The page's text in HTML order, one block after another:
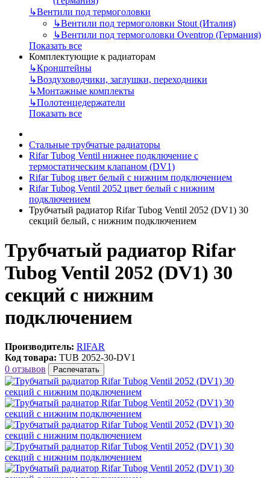
↳Вентили под термоголовки
↳Вентили под термоголовки Stout (Италия)
↳Вентили под термоголовки Oventrop (Германия)
Показать все
Комплектующие к радиаторам
↳Кронштейны
↳Воздуховодчики, заглушки, переходники
↳Монтажные комплекты
↳Полотенцедержатели
Показать все
Стальные трубчатые радиаторы
Rifar Tubog Ventil нижнее подключение с
термостатическим клапаном (DV1)
Rifar Tubog цвет белый с нижним подключением
Rifar Tubog Ventil 2052 цвет белый с нижним
подключением
Трубчатый радиатор Rifar Tubog Ventil 2052 (DV1) 30
секций белый, с нижним подключением
Трубчатый радиатор Rifar
Tubog Ventil 2052 (DV1) 30
секций с нижним
подключением
Производитель: RIFAR
Код товара: TUB 2052-30-DV1
0 отзывов
Распечатать